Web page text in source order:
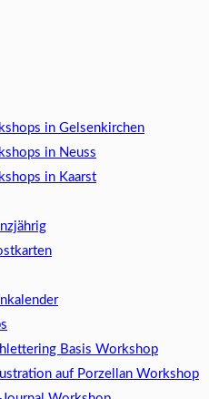
in Gelsenkirchen
in Neuss
in Kaarst
Basis Workshop
auf Porzellan Workshop